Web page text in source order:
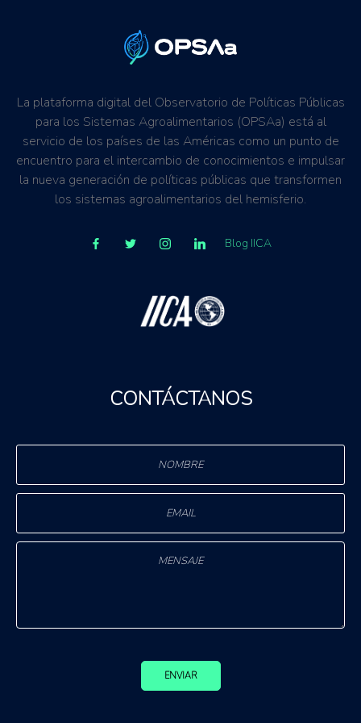
Resiliencia al cambio climático
Mitigación del clima
Mejora de los Ingresos
Inclusión social
Inclusión Productiva
Generación de Información
Formación de capacitadas técnicas
Economía y sistemas bajos en carbono
Personas investigadoras
Propietarios o usuarios de la tierra
Mujeres
Mipymes
Jóvenes
Exportadores
Comunidades rurales
La plataforma digital del Observatorio de Políticas Públicas
para los Sistemas Agroalimentarios (OPSAa) está al
servicio de los países de las Américas como un punto de
encuentro para el intercambio de conocimientos e impulsar
la nueva generación de políticas públicas que transformen
los sistemas agroalimentarios del hemisferio.
Blog IICA
CONTÁCTANOS
ENVIAR